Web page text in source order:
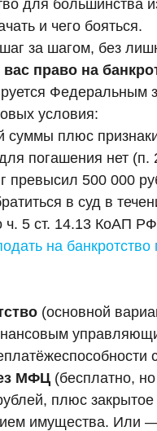
для
и чего бояться.
за шагом, без
право на
условия:
плюс
погашения нет (п.
превысил 500 000
в суд в
5 ст. 14.13 КоАП
на
(основной
МФЦ (бесплатно,
плюс
имущества. Или